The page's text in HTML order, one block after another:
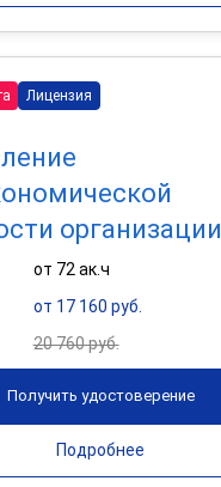
Лицензия
организации
от 72 ак.ч
от 17 160 руб.
20 760 руб.
Получить удостоверение
Подробнее